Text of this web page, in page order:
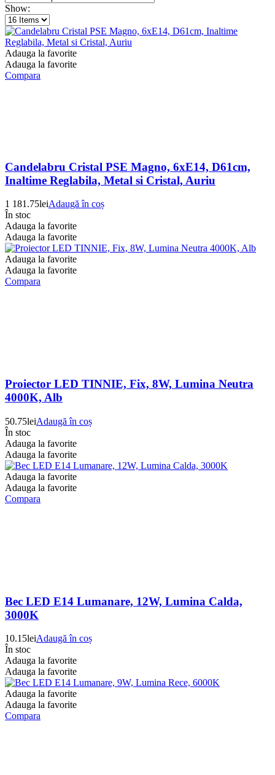
Show:
Adauga la favorite
Adauga la favorite
Compara
Candelabru Cristal PSE Magno, 6xE14, D61cm,
Inaltime Reglabila, Metal si Cristal, Auriu
1 181.75leiAdaugă în coș
În stoc
Adauga la favorite
Adauga la favorite
Adauga la favorite
Adauga la favorite
Compara
Proiector LED TINNIE, Fix, 8W, Lumina Neutra
4000K, Alb
50.75leiAdaugă în coș
În stoc
Adauga la favorite
Adauga la favorite
Adauga la favorite
Adauga la favorite
Compara
Bec LED E14 Lumanare, 12W, Lumina Calda,
3000K
10.15leiAdaugă în coș
În stoc
Adauga la favorite
Adauga la favorite
Adauga la favorite
Adauga la favorite
Compara